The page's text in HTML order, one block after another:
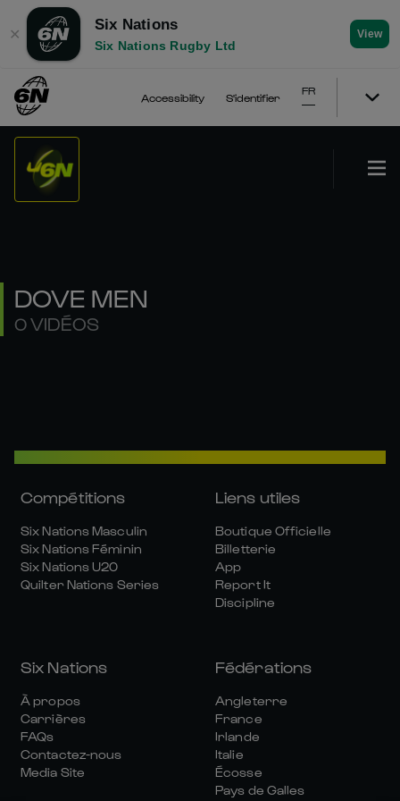
✕
Six Nations
Six Nations Rugby Ltd
View
Accessibility S'identifier
FR
DOVE MEN
0 VIDÉOS
Compétitions
Six Nations Masculin
Six Nations Féminin
Six Nations U20
Quilter Nations Series
Liens utiles
Boutique Officielle
Billetterie
App
Report It
Discipline
Six Nations
À propos
Carrières
FAQs
Contactez-nous
Media Site
Fédérations
Angleterre
France
Irlande
Italie
Écosse
Pays de Galles